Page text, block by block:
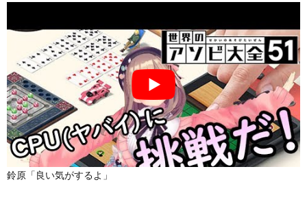
鈴原「良い気がするよ」